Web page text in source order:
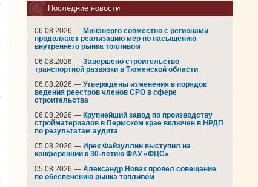
Последние новости
06.08.2026 — Минэнерго совместно с регионами
продолжает реализацию мер по насыщению
внутреннего рынка топливом
06.08.2026 — Завершено строительство
транспортной развязки в Тюменской области
06.08.2026 — Утверждены изменения в порядок
ведения реестров членов СРО в сфере
строительства
06.08.2026 — Крупнейший завод по производству
стройматериалов в Пермском крае включен в НРДП
по результатам аудита
05.08.2026 — Ирек Файзуллин выступил на
конференции к 30-летию ФАУ «ФЦС»
05.08.2026 — Александр Новак провел совещание
по обеспечению рынка топливом